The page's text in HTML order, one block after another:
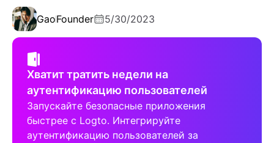
GaoFounder 5/30/2023
Хватит тратить недели на
аутентификацию пользователей
Запускайте безопасные приложения
быстрее с Logto. Интегрируйте
аутентификацию пользователей за